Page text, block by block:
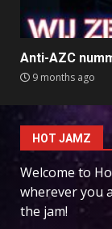
Anti-AZC
9 months ago
HOT JAMZ
Welcome to
wherever you
the jam!